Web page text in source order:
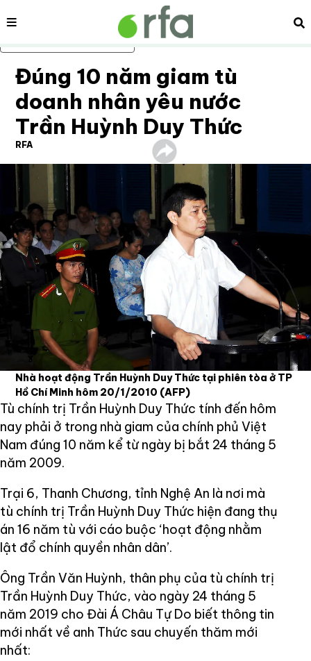
Bỏ qua nội dung chính
Nội dung
Đúng 10 năm giam tù
doanh nhân yêu nước
Trần Huỳnh Duy Thức
RFA
Nhà hoạt động Trần Huỳnh Duy Thức tại phiên tòa ở TP
Hồ Chí Minh hôm 20/1/2010 (AFP)
Tù chính trị Trần Huỳnh Duy Thức tính đến hôm
nay phải ở trong nhà giam của chính phủ Việt
Nam đúng 10 năm kể từ ngày bị bắt 24 tháng 5
năm 2009.
Trại 6, Thanh Chương, tỉnh Nghệ An là nơi mà
tù chính trị Trần Huỳnh Duy Thức hiện đang thụ
án 16 năm tù với cáo buộc ‘hoạt động nhằm
lật đổ chính quyền nhân dân’.
Ông Trần Văn Huỳnh, thân phụ của tù chính trị
Trần Huỳnh Duy Thức, vào ngày 24 tháng 5
năm 2019 cho Đài Á Châu Tự Do biết thông tin
mới nhất về anh Thức sau chuyến thăm mới
nhất: